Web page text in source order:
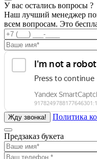
У вас остались вопросы ?
Наш лучший менеджер
всем вопросам. Это
Политика
Предзаказ букета